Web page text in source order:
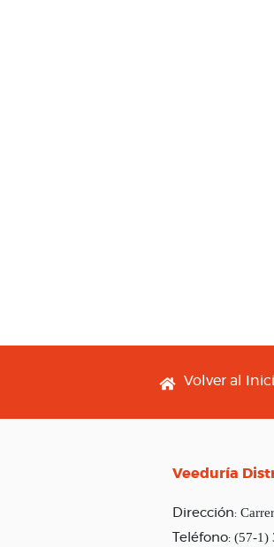
Footer
Volver al
Veeduría
Dirección:
Teléfono: (57-1)